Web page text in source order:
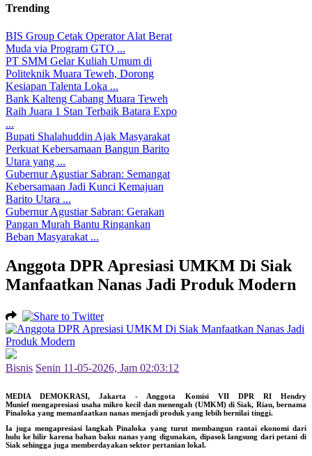
Trending
BIS Group Cetak Operator Alat Berat
Muda via Program GTO ...
PT SMM Gelar Kuliah Umum di
Politeknik Muara Teweh, Dorong
Kesiapan Talenta Loka ...
Bank Kalteng Cabang Muara Teweh
Raih Juara 1 Stan Terbaik Batara Expo
...
Bupati Shalahuddin Ajak Masyarakat
Perkuat Kebersamaan Bangun Barito
Utara yang ...
Gubernur Agustiar Sabran: Semangat
Kebersamaan Jadi Kunci Kemajuan
Barito Utara ...
Gubernur Agustiar Sabran: Gerakan
Pangan Murah Bantu Ringankan
Beban Masyarakat ...
Anggota DPR Apresiasi UMKM Di Siak
Manfaatkan Nanas Jadi Produk Modern
Bisnis Senin 11-05-2026, Jam 02:03:12
MEDIA DEMOKRASI, Jakarta
- Anggota Komisi VII DPR RI Hendry
Munief mengapresiasi usaha mikro kecil dan menengah (UMKM) di Siak, Riau, bernama
Pinaloka yang memanfaatkan nanas menjadi produk yang lebih bernilai tinggi.
Ia juga mengapresiasi langkah Pinaloka yang turut membangun rantai ekonomi dari
hulu ke hilir karena bahan baku nanas yang digunakan, dipasok langsung dari petani di
Siak sehingga juga memberdayakan sektor pertanian lokal.